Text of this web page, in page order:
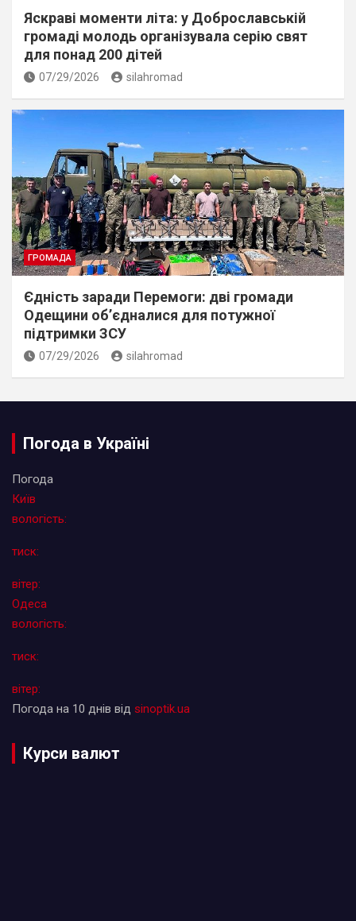
Яскраві моменти літа: у Доброславській
громаді молодь організувала серію свят
для понад 200 дітей
07/29/2026 silahromad
ГРОМАДА
Єдність заради Перемоги: дві громади
Одещини об’єдналися для потужної
підтримки ЗСУ
07/29/2026 silahromad
Погода в Україні
Погода
Київ
вологість:
тиск:
вітер:
Одеса
вологість:
тиск:
вітер:
Погода на 10 днів від sinoptik.ua
Курси валют